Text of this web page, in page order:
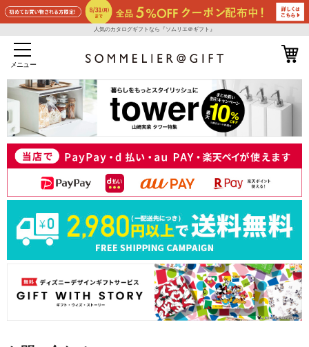
人気のカタログギフトなら『ソムリエ＠ギフト』
メニュー